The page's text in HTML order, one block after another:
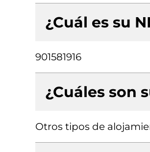
¿Cuál es su
901581916
¿Cuáles son
Otros tipos de